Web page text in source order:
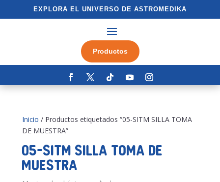
EXPLORA EL UNIVERSO DE ASTROMEDIKA
Productos
Inicio / Productos etiquetados “05-SITM SILLA TOMA
DE MUESTRA”
05-SITM SILLA TOMA DE
MUESTRA